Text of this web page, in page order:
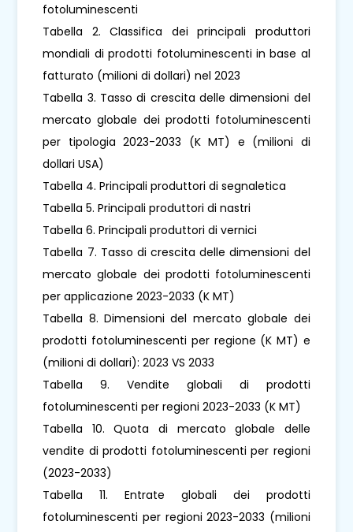
fotoluminescenti
Tabella 2. Classifica dei principali produttori
mondiali di prodotti fotoluminescenti in base al
fatturato (milioni di dollari) nel 2023
Tabella 3. Tasso di crescita delle dimensioni del
mercato globale dei prodotti fotoluminescenti
per tipologia 2023-2033 (K MT) e (milioni di
dollari USA)
Tabella 4. Principali produttori di segnaletica
Tabella 5. Principali produttori di nastri
Tabella 6. Principali produttori di vernici
Tabella 7. Tasso di crescita delle dimensioni del
mercato globale dei prodotti fotoluminescenti
per applicazione 2023-2033 (K MT)
Tabella 8. Dimensioni del mercato globale dei
prodotti fotoluminescenti per regione (K MT) e
(milioni di dollari): 2023 VS 2033
Tabella 9. Vendite globali di prodotti
fotoluminescenti per regioni 2023-2033 (K MT)
Tabella 10. Quota di mercato globale delle
vendite di prodotti fotoluminescenti per regioni
(2023-2033)
Tabella 11. Entrate globali dei prodotti
fotoluminescenti per regioni 2023-2033 (milioni